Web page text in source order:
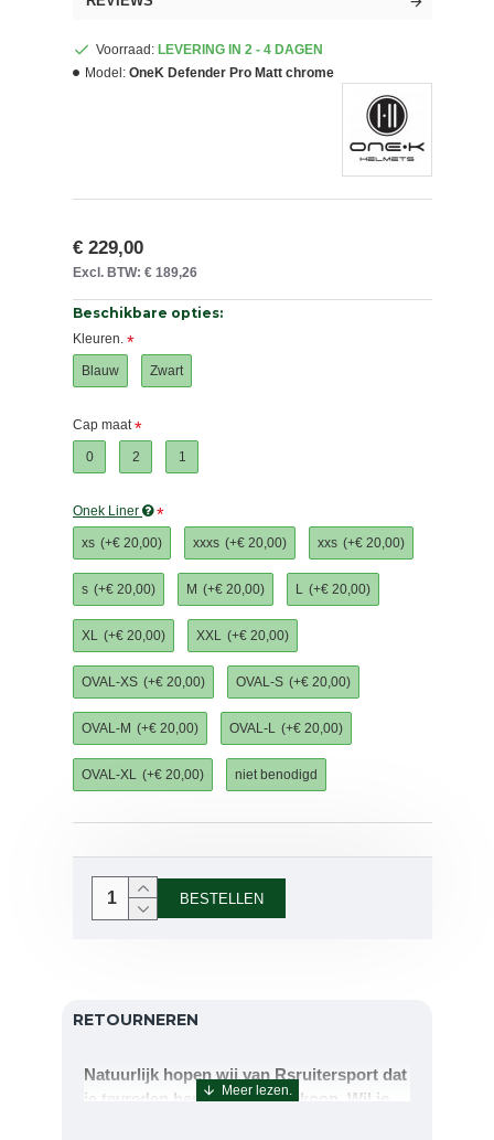
Voorraad: LEVERING IN 2 - 4 DAGEN
Model: OneK Defender Pro Matt chrome
€ 229,00
Excl. BTW: € 189,26
Beschikbare opties:
Kleuren.
Blauw Zwart
Cap maat
0 2 1
Onek Liner
xs (+€ 20,00) xxxs (+€ 20,00) xxs (+€ 20,00)
s (+€ 20,00) M (+€ 20,00) L (+€ 20,00)
XL (+€ 20,00) XXL (+€ 20,00)
OVAL-XS (+€ 20,00) OVAL-S (+€ 20,00)
OVAL-M (+€ 20,00) OVAL-L (+€ 20,00)
OVAL-XL (+€ 20,00) niet benodigd
BESTELLEN
RETOURNEREN
Natuurlijk hopen wij van Rsruitersport dat
je tevreden bent met uw aankoop. Wil je